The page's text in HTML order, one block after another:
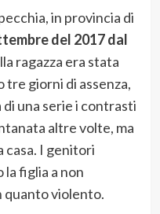
in provincia di
del 2017 dal
ragazza era stata
giorni di assenza,
di una serie i contrasti
altre volte, ma
casa. I genitori
figlia a non
quanto violento.